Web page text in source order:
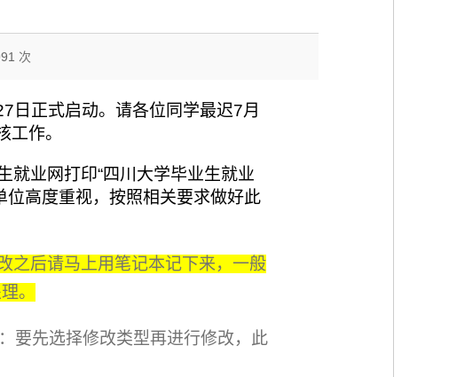
次
日正式启动。请各位同学最迟7月
作。
就业网打印“四川大学毕业生就业
位高度重视，按照相关要求做好此
之后请马上用笔记本记下来，一般
。
要先选择修改类型再进行修改，此